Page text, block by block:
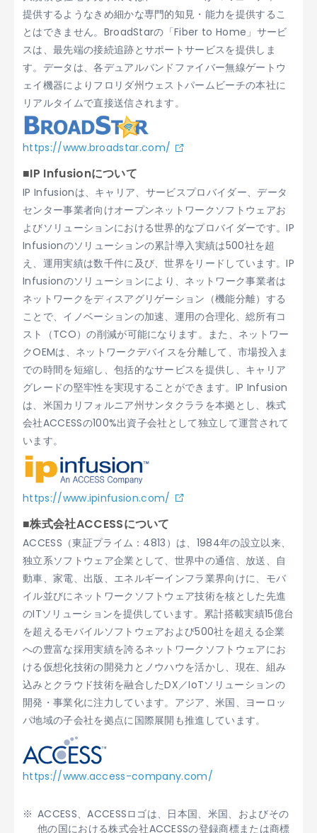
提供するようなきめ細かな専門的知見・能力を提供するこ
とはできません。BroadStarの「Fiber to Home」サービ
スは、最先端の接続追跡とサポートサービスを提供しま
す。データは、各デュアルバンドファイバー無線ゲートウ
ェイ機器によりフロリダ州ウェストパームビーチの本社に
リアルタイムで直接送信されます。
https://www.broadstar.com/
■IP Infusionについて
IP Infusionは、キャリア、サービスプロバイダー、データ
センター事業者向けオープンネットワークソフトウェアお
よびソリューションにおける世界的なプロバイダーです。IP
Infusionのソリューションの累計導入実績は500社を超
え、運用実績は数千件に及び、世界をリードしています。IP
Infusionのソリューションにより、ネットワーク事業者は
ネットワークをディスアグリゲーション（機能分離）する
ことで、イノベーションの加速、運用の合理化、総所有コ
スト（TCO）の削減が可能になります。また、ネットワー
クOEMは、ネットワークデバイスを分離して、市場投入ま
での時間を短縮し、包括的なサービスを提供し、キャリア
グレードの堅牢性を実現することができます。IP Infusion
は、米国カリフォルニア州サンタクララを本拠とし、株式
会社ACCESSの100%出資子会社として独立して運営されて
います。
https://www.ipinfusion.com/
■株式会社ACCESSについて
ACCESS（東証プライム：4813）は、1984年の設立以来、
独立系ソフトウェア企業として、世界中の通信、放送、自
動車、家電、出版、エネルギーインフラ業界向けに、モバ
イル並びにネットワークソフトウェア技術を核とした先進
のITソリューションを提供しています。累計搭載実績15億台
を超えるモバイルソフトウェアおよび500社を超える企業
への豊富な採用実績を誇るネットワークソフトウェアにお
ける仮想化技術の開発力とノウハウを活かし、現在、組み
込みとクラウド技術を融合したDX／IoTソリューションの
開発・事業化に注力しています。アジア、米国、ヨーロッ
パ地域の子会社を拠点に国際展開も推進しています。
https://www.access-company.com/
ACCESS、ACCESSロゴは、日本国、米国、およびその
他の国における株式会社ACCESSの登録商標または商標